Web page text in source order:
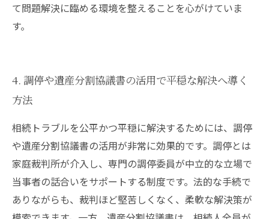
て問題解決に臨める環境を整えることを心がけていま
す。
4. 調停や遺産分割協議書の活用で平穏な解決へ導く
方法
相続トラブルを公平かつ平穏に解決するためには、調停
や遺産分割協議書の活用が非常に効果的です。調停とは
家庭裁判所が介入し、専門の調停委員が中立的な立場で
当事者の話合いをサポートする制度です。法的な手続で
ありながらも、裁判ほど堅苦しくなく、柔軟な解決策が